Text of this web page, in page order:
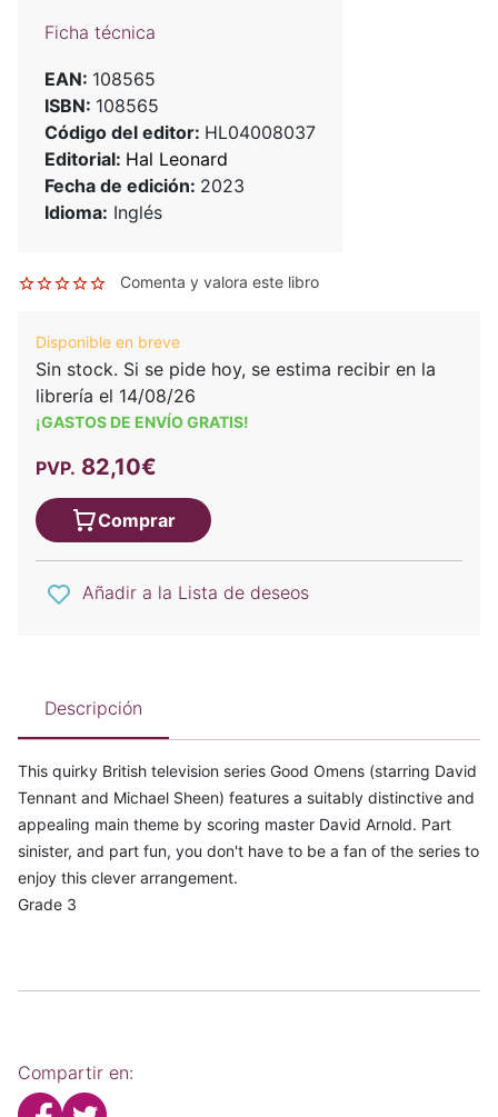
Ficha técnica
EAN: 108565
ISBN: 108565
Código del editor: HL04008037
Editorial: Hal Leonard
Fecha de edición: 2023
Idioma: Inglés
Comenta y valora este libro
Disponible en breve
Sin stock. Si se pide hoy, se estima recibir en la
librería el 14/08/26
¡GASTOS DE ENVÍO GRATIS!
PVP. 82,10€
Comprar
Añadir a la Lista de deseos
Descripción
This quirky British television series Good Omens (starring David
Tennant and Michael Sheen) features a suitably distinctive and
appealing main theme by scoring master David Arnold. Part
sinister, and part fun, you don't have to be a fan of the series to
enjoy this clever arrangement.
Grade 3
Compartir en: